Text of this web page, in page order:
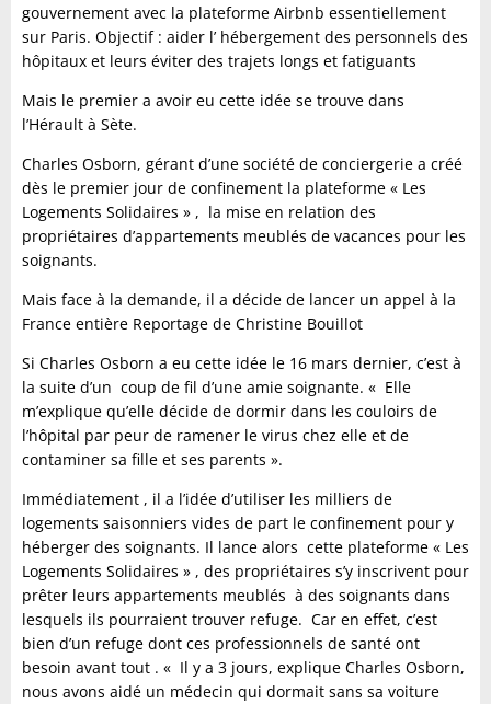
gouvernement avec la plateforme Airbnb essentiellement
sur Paris. Objectif : aider l’ hébergement des personnels des
hôpitaux et leurs éviter des trajets longs et fatiguants
Mais le premier a avoir eu cette idée se trouve dans
l’Hérault à Sète.
Charles Osborn, gérant d’une société de conciergerie a créé
dès le premier jour de confinement la plateforme « Les
Logements Solidaires » , la mise en relation des
propriétaires d’appartements meublés de vacances pour les
soignants.
Mais face à la demande, il a décide de lancer un appel à la
France entière Reportage de Christine Bouillot
Si Charles Osborn a eu cette idée le 16 mars dernier, c’est à
la suite d’un coup de fil d’une amie soignante. « Elle
m’explique qu’elle décide de dormir dans les couloirs de
l’hôpital par peur de ramener le virus chez elle et de
contaminer sa fille et ses parents ».
Immédiatement , il a l’idée d’utiliser les milliers de
logements saisonniers vides de part le confinement pour y
héberger des soignants. Il lance alors cette plateforme « Les
Logements Solidaires » , des propriétaires s’y inscrivent pour
prêter leurs appartements meublés à des soignants dans
lesquels ils pourraient trouver refuge. Car en effet, c’est
bien d’un refuge dont ces professionnels de santé ont
besoin avant tout . « Il y a 3 jours, explique Charles Osborn,
nous avons aidé un médecin qui dormait sans sa voiture